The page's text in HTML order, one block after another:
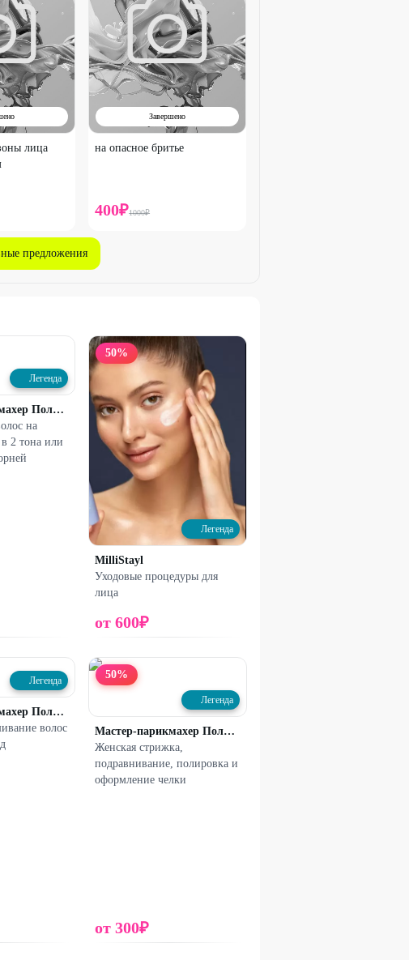
лица
Завершено
на опасное бритье
400₽1000₽
предложения
Легенда
Мастер-парикмахер Полякова Елена
на
2 тона или
50%
Легенда
MilliStayl
Уходовые процедуры для
лица
от600₽
Легенда
Мастер-парикмахер Полякова Елена
волос
50%
Легенда
Мастер-парикмахер Полякова Елена
Женская стрижка,
подравнивание, полировка и
оформление челки
от300₽